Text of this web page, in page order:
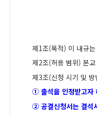
제1조(목적) 이 내규
제2조(허용 범위) 본
제3조(신청 시기 및 방
① 출석을 인정받고자
② 공결신청서는 결석